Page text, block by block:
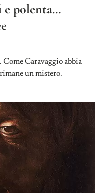
e polenta…
Come Caravaggio abbia
un mistero.